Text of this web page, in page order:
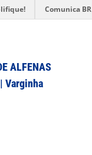
Comunica BR
ALFENAS
Varginha